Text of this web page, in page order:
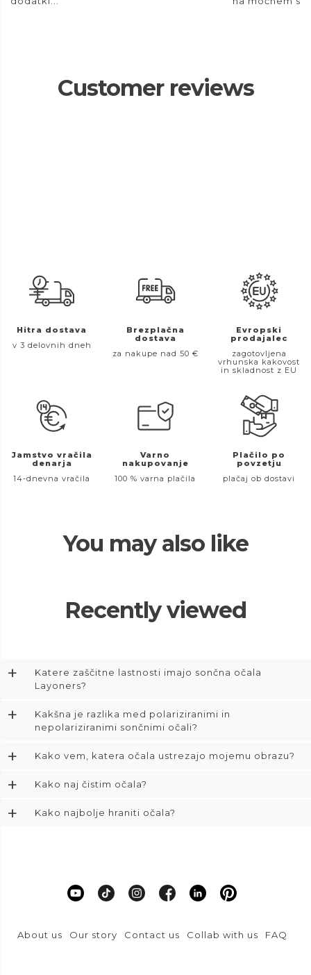
Customer reviews
Hitra dostava
v 3 delovnih dneh
Brezplačna
dostava
za nakupe nad 50 €
Evropski
prodajalec
zagotovljena
vrhunska kakovost
in skladnost z EU
Jamstvo vračila
denarja
14-dnevna vračila
Varno
nakupovanje
100 % varna plačila
Plačilo po
povzetju
plačaj ob dostavi
You may also like
Recently viewed
+
Katere zaščitne lastnosti imajo sončna očala
Layoners?
+
Kakšna je razlika med polariziranimi in
nepolariziranimi sončnimi očali?
+ Kako vem, katera očala ustrezajo mojemu obrazu?
+ Kako naj čistim očala?
+ Kako najbolje hraniti očala?
About us Our story Contact us Collab with us FAQ